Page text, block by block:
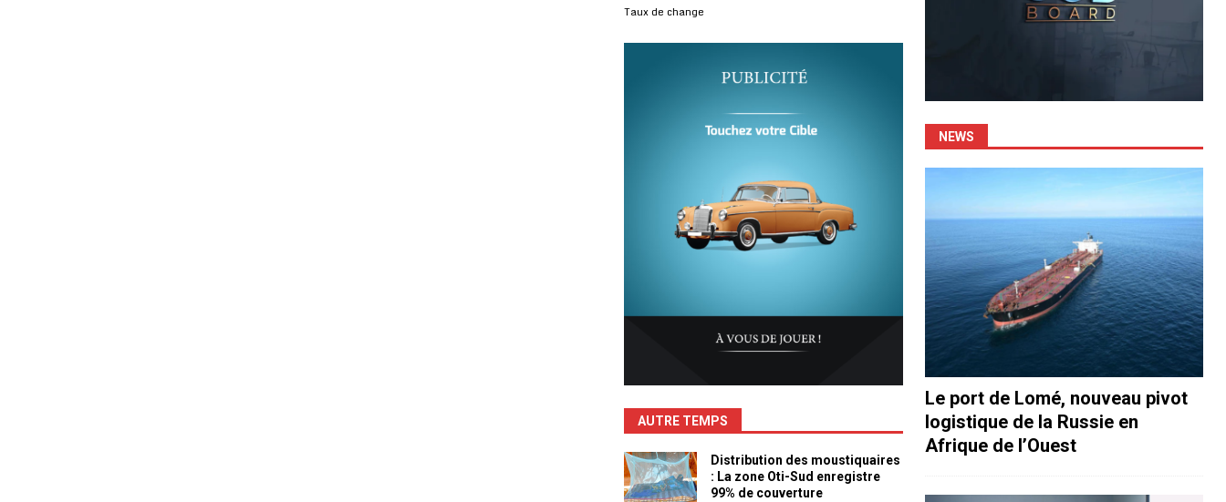
Taux de change
AUTRE TEMPS
Distribution des moustiquaires
: La zone Oti-Sud enregistre
99% de couverture
NEWS
Le port de Lomé, nouveau pivot
logistique de la Russie en
Afrique de l’Ouest